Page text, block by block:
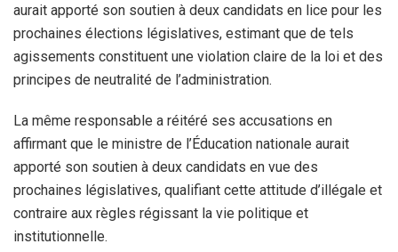
aurait apporté son soutien à deux candidats en lice pour les
prochaines élections législatives, estimant que de tels
agissements constituent une violation claire de la loi et des
principes de neutralité de l’administration.
La même responsable a réitéré ses accusations en
affirmant que le ministre de l’Éducation nationale aurait
apporté son soutien à deux candidats en vue des
prochaines législatives, qualifiant cette attitude d’illégale et
contraire aux règles régissant la vie politique et
institutionnelle.